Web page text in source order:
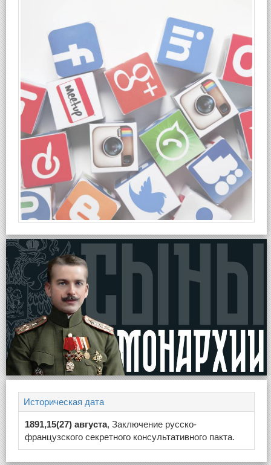
Историческая дата
1891,15(27) августа, Заключение русско-
французского секретного консультативного пакта.